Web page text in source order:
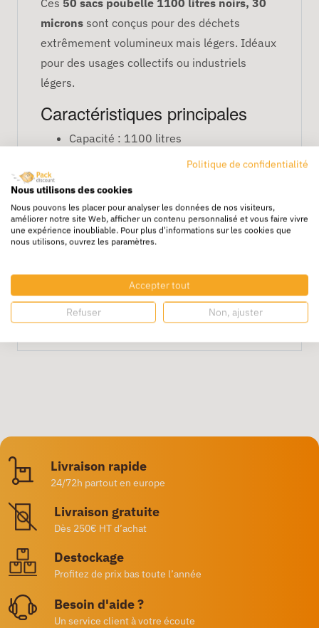
microns sont conçus pour des déchets
extrêmement volumineux mais légers. Idéaux
pour des usages collectifs ou industriels
légers.
Caractéristiques principales
Capacité : 1100 litres
Quantité : 50 sacs par colis
FAQ
Conviennent-ils pour des déchets lourds
Non, privilégiez un sac plus épais pour des
déchets lourds ou tranchants.
Livraison rapide
24/72h partout en europe
Livraison gratuite
Dès 250€ HT d’achat
Destockage
Profitez de prix bas toute l’année
Besoin d'aide ?
Un service client à votre écoute
Politique de confidentialité
Nous utilisons des cookies
Nous pouvons les placer pour analyser les données de nos visiteurs,
améliorer notre site Web, afficher un contenu personnalisé et vous faire vivre
une expérience inoubliable. Pour plus d'informations sur les cookies que
nous utilisons, ouvrez les paramètres.
Accepter tout
Refuser Non, ajuster